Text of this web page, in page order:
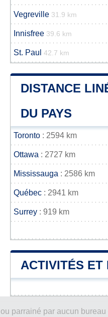
Vegreville 31.9 km
Innisfree 39.6 km
St. Paul 42.7 km
DISTANCE
DU PAYS
Toronto : 2594 km
Ottawa : 2727 km
Mississauga : 2586 km
Québec : 2941 km
Surrey : 919 km
ACTIVITÉS ET
parrainé par aucun